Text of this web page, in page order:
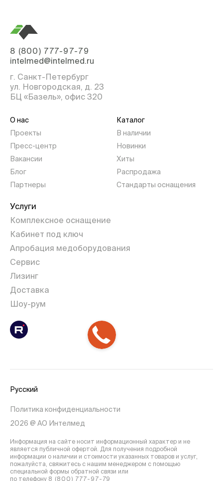
8 (800) 777-97-79
intelmed@intelmed.ru
г. Санкт-Петербург
ул. Новгородская, д. 23
БЦ «Базель», офис 320
О нас
Проекты
Пресс-центр
Вакансии
Блог
Партнеры
Каталог
В наличии
Новинки
Хиты
Распродажа
Стандарты оснащения
Услуги
Комплексное оснащение
Кабинет под ключ
Апробация медоборудования
Сервис
Лизинг
Доставка
Шоу-рум
Русский
Политика конфиденциальности
2026 @ АО Интелмед
Информация на сайте носит информационный характер и не
является публичной офертой. Для получения подробной
информации о наличии и стоимости указанных товаров и услуг,
пожалуйста, свяжитесь с нашим менеджером с помощью
специальной формы обратной связи или
по телефону 8 (800) 777-97-79